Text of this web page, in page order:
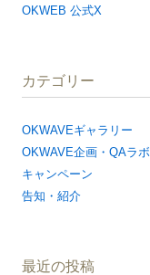
OKWEB 公式X
カテゴリー
OKWAVEギャラリー
OKWAVE企画・QAラボ
キャンペーン
告知・紹介
最近の投稿